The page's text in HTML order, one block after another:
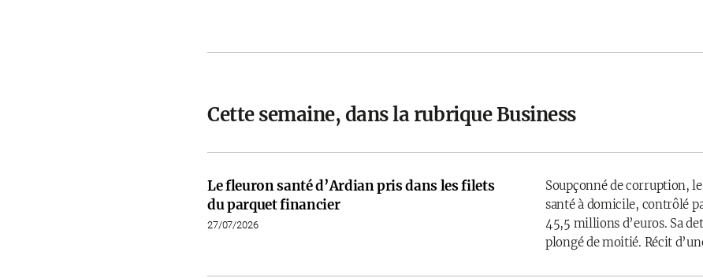
Cette semaine, dans la rubrique Business
Le fleuron santé d’Ardian pris dans les filets
du parquet financier
27/07/2026
Soupçonné de corruption,
santé à domicile, contrôlé
45,5 millions d’euros. Sa
plongé de moitié. Récit